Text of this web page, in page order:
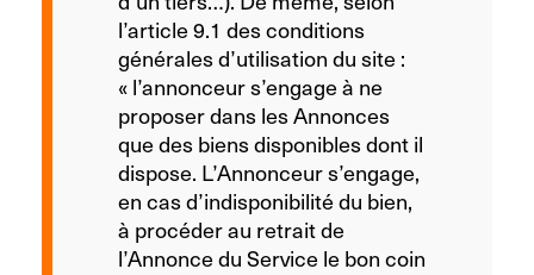
l’article 9.1 des conditions
générales d’utilisation du site :
« l’annonceur s’engage à ne
proposer dans les Annonces
que des biens disponibles dont il
dispose. L’Annonceur s’engage,
en cas d’indisponibilité du bien,
à procéder au retrait de
l’Annonce du Service le bon coin